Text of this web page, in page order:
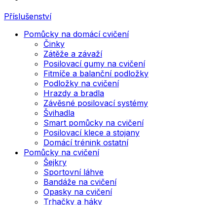
Příslušenství
Pomůcky na domácí cvičení
Činky
Zátěže a závaží
Posilovací gumy na cvičení
Fitmíče a balanční podložky
Podložky na cvičení
Hrazdy a bradla
Závěsné posilovací systémy
Švihadla
Smart pomůcky na cvičení
Posilovací klece a stojany
Domácí trénink ostatní
Pomůcky na cvičení
Šejkry
Sportovní láhve
Bandáže na cvičení
Opasky na cvičení
Trhačky a háky